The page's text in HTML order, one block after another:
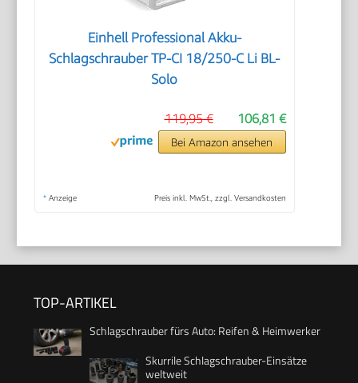
Einhell Professional Akku-
Schlagschrauber TP-CI 18/250-C Li BL-
Solo
106,81 €
119,95 €
Bei Amazon ansehen
* Anzeige Preis inkl. MwSt., zzgl. Versandkosten
TOP-ARTIKEL
Schlagschrauber fürs Auto: Reifen & Heimwerker
Skurrile Schlagschrauber-Einsätze
weltweit